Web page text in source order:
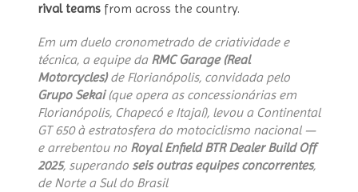
rival teams from across the country.
Em um duelo cronometrado de criatividade e
técnica, a equipe da RMC Garage (Real
Motorcycles)de Florianópolis, convidada pelo
Grupo Sekai(que opera as concessionárias em
Florianópolis, Chapecó e Itajaí), levou a Continental
GT 650 à estratosfera do motociclismo nacional —
e arrebentou no Royal Enfield BTR Dealer Build Off
2025, superando seis outras equipes concorrentes,
de Norte a Sul do Brasil